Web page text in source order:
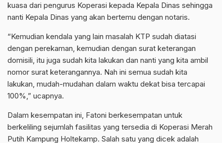
kuasa dari pengurus Koperasi kepada Kepala Dinas sehingga
nanti Kepala Dinas yang akan bertemu dengan notaris.
“Kemudian kendala yang lain masalah KTP sudah diatasi
dengan perekaman, kemudian dengan surat keterangan
domisili, itu juga sudah kita lakukan dan nanti yang kita ambil
nomor surat keterangannya. Nah ini semua sudah kita
lakukan, mudah-mudahan dalam waktu dekat bisa tercapai
100%,” ucapnya.
Dalam kesempatan ini, Fatoni berkesempatan untuk
berkeliling sejumlah fasilitas yang tersedia di Koperasi Merah
Putih Kampung Holtekamp. Salah satu yang dicek adalah